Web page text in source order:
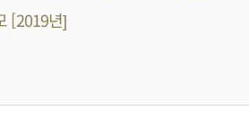
[2019년]